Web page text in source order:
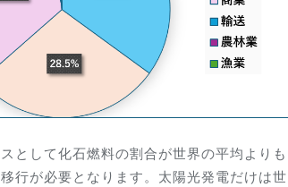
として化石燃料の割合が世界の平均よりも
行が必要となります。太陽光発電だけは世